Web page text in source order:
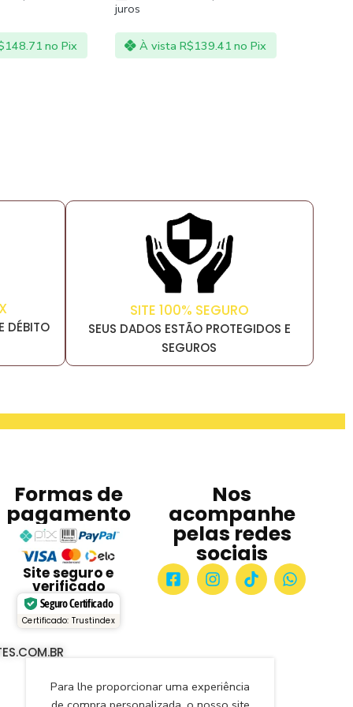
139.41 no Pix
juros
À vista R$167.31 no Pix
DÉBITO
SITE 100% SEGURO
SEUS DADOS ESTÃO PROTEGIDOS E
SEGUROS
Formas de
pagamento
Site seguro e
verificado
Seguro Certificado
Certificado: Trustindex
Nos
acompanhe
pelas redes
sociais
Para lhe proporcionar uma experiência